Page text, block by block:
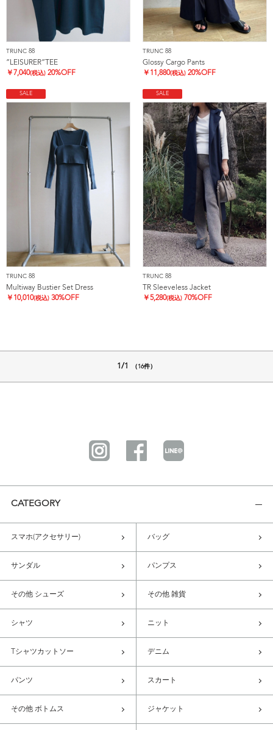
TRUNC 88
”LEISURER”TEE
￥ 7,040(税込) 20%OFF
TRUNC 88
Glossy Cargo Pants
￥ 11,880(税込) 20%OFF
SALE
TRUNC 88
Multiway Bustier Set Dress
￥ 10,010(税込) 30%OFF
SALE
TRUNC 88
TR Sleeveless Jacket
￥5,280(税込) 70%OFF
1/1 （16件）
CATEGORY
スマホ(アクセサリー) バッグ
サンダル パンプス
その他 シューズ その他 雑貨
シャツ ニット
Tシャツカットソー デニム
パンツ スカート
その他 ボトムス ジャケット